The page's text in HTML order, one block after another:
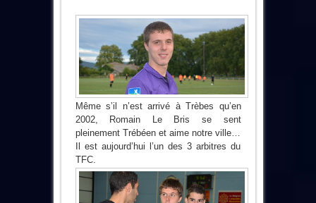
Même s’il n’est arrivé à Trèbes qu’en
2002, Romain Le Bris se sent
pleinement Trébéen et aime notre ville…
Il est aujourd’hui l’un des 3 arbitres du
TFC.